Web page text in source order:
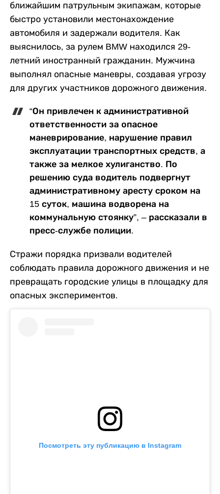
ближайшим патрульным экипажам, которые
быстро установили местонахождение
автомобиля и задержали водителя. Как
выяснилось, за рулем BMW находился 29-
летний иностранный гражданин. Мужчина
выполнял опасные маневры, создавая угрозу
для других участников дорожного движения.
“Он привлечен к административной
ответственности за опасное
маневрирование, нарушение правил
эксплуатации транспортных средств, а
также за мелкое хулиганство. ​По
решению суда водитель подвергнут
административному аресту сроком на
15 суток, машина водворена на
коммунальную стоянку”, – рассказали в
пресс-службе полиции.
Стражи порядка призвали водителей
соблюдать правила дорожного движения и не
превращать городские улицы в площадку для
опасных экспериментов.
Посмотреть эту публикацию в Instagram